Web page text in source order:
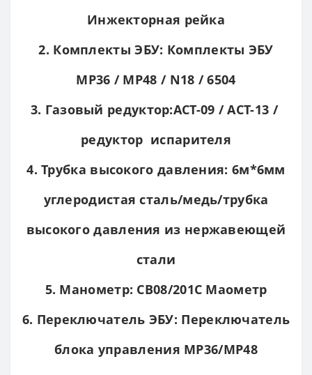
Инжекторная рейка
2. Комплекты ЭБУ: Комплекты ЭБУ
MP36 / MP48 / N18 / 6504
3. Газовый редуктор:ACT-09 / ACT-13 /
редуктор испарителя
4. Трубка высокого давления: 6м*6мм
углеродистая сталь/медь/трубка
высокого давления из нержавеющей
стали
5. Манометр: CB08/201C Маометр
6. Переключатель ЭБУ: Переключатель
блока управления MP36/MP48